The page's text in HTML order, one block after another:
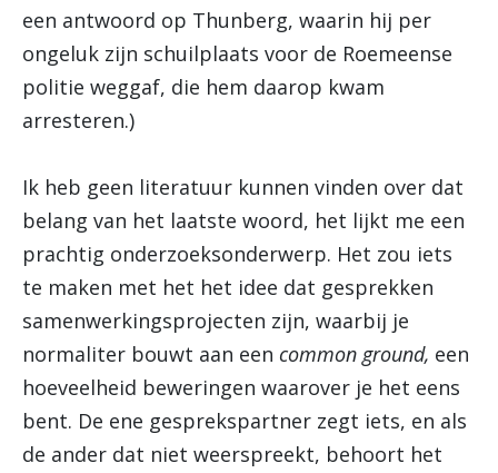
een antwoord op Thunberg, waarin hij per
ongeluk zijn schuilplaats voor de Roemeense
politie weggaf, die hem daarop kwam
arresteren.)
Ik heb geen literatuur kunnen vinden over dat
belang van het laatste woord, het lijkt me een
prachtig onderzoeksonderwerp. Het zou iets
te maken met het het idee dat gesprekken
samenwerkingsprojecten zijn, waarbij je
normaliter bouwt aan een common ground, een
hoeveelheid beweringen waarover je het eens
bent. De ene gesprekspartner zegt iets, en als
de ander dat niet weerspreekt, behoort het